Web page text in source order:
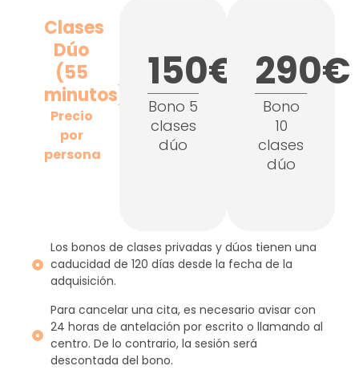
Clases
Dúo
(55
minutos)
Precio
por
persona
150€
Bono 5
clases
dúo
290€
Bono
10
clases
dúo
Los bonos de clases privadas y dúos tienen una
caducidad de 120 días desde la fecha de la
adquisición.
Para cancelar una cita, es necesario avisar con
24 horas de antelación por escrito o llamando al
centro. De lo contrario, la sesión será
descontada del bono.